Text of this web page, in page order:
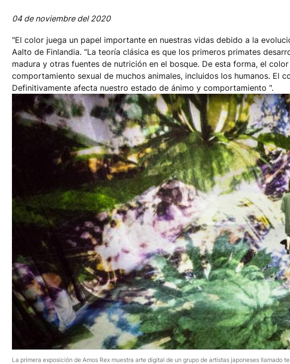
04 de noviembre del 2020
"El color juega un papel importante en nuestras vidas debido a la
Aalto de Finlandia. “La teoría clásica es que los primeros primates
madura y otras fuentes de nutrición en el bosque. De esta forma, el
comportamiento sexual de muchos animales, incluidos los humanos. El
Definitivamente afecta nuestro estado de ánimo y comportamiento ".
La primera exposición de Amos Rex muestra arte digital de un grupo de artistas japoneses